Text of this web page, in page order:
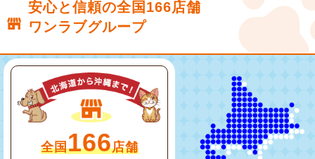
安心と信頼の全国166店舗
ワンラブグループ
全国166店舗